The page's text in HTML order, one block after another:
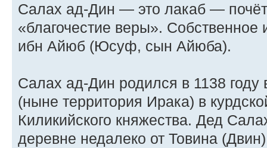
Салах ад-Дин — это лакаб —
«благочестие веры».
ибн Айюб (Юсуф, сын Айюба).
Салах ад-Дин родился в 1138 году
(ныне территория Ирака) в
Киликийского княжества. Дед
деревне недалеко от Товина